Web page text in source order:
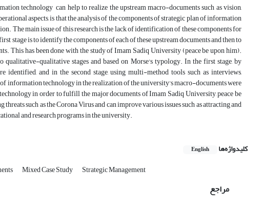
technology can help to realize the upstream macro-documents such as vision,
aspects, is that the analysis of the components of strategic plan of information
The main issue of this research is the lack of identification of these components for
stage is to identify the components of each of these upstream documents and then to
This has been done with the study of Imam Sadiq University (peace be upon him).
qualitative stages and based on Morse's typology. In the first stage, by
identified, and in the second stage, using multi-method tools such as interviews,
information technology in the realization of the university's macro-documents were
in order to fulfill the major documents of Imam Sadiq University, peace be
such as the Corona Virus and can improve various issues such as attracting and
and research programs in the university.
کلیدواژه‌ها English
Mixed Case Study Strategic Management
مراجع